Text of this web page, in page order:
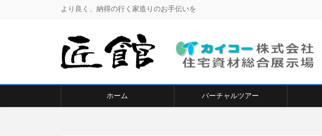
より良く、納得の行く家造りのお手伝いを
ホーム バーチャルツアー